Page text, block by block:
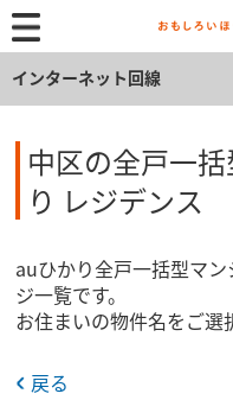
インターネット回線
中区の全戸一
り レジデンス
auひかり全戸一括型マ
ジ一覧です。
お住まいの物件名をご選
戻る